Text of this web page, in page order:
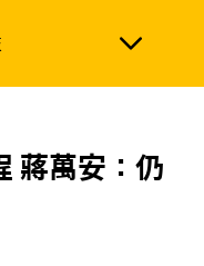
蔣萬安：仍